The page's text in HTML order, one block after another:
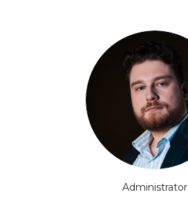
Administrator